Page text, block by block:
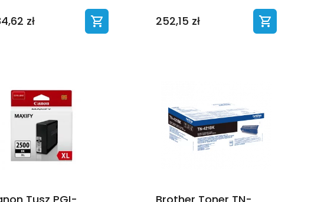
zł 252,15 zł